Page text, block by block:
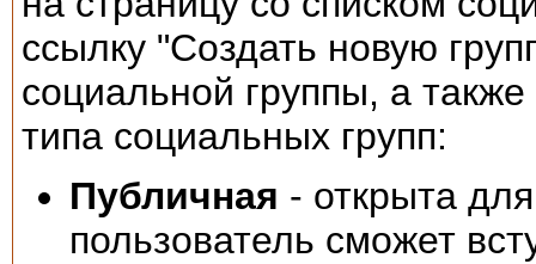
ссылку "Создать новую
социальной группы, а
типа социальных групп:
Публичная - открыта
пользователь сможет